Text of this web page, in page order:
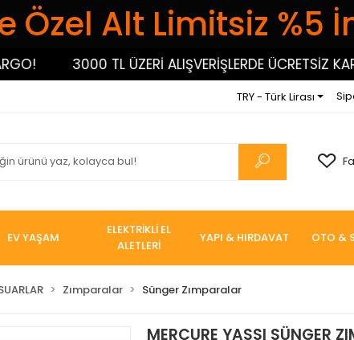
Özel Alt Limitsiz %5
3000 TL ÜZERİ ALIŞVERİŞLERDE ÜCRETSİZ KARGO!
TRY - Türk Lirası
EV YAŞAM
ELEKTRİKLİ EL
ALETLERİ
YAPI & HIRDAVAT OTO &
Zımparalar Sünger Zımparalar
MERCURE YASSI SÜNGER